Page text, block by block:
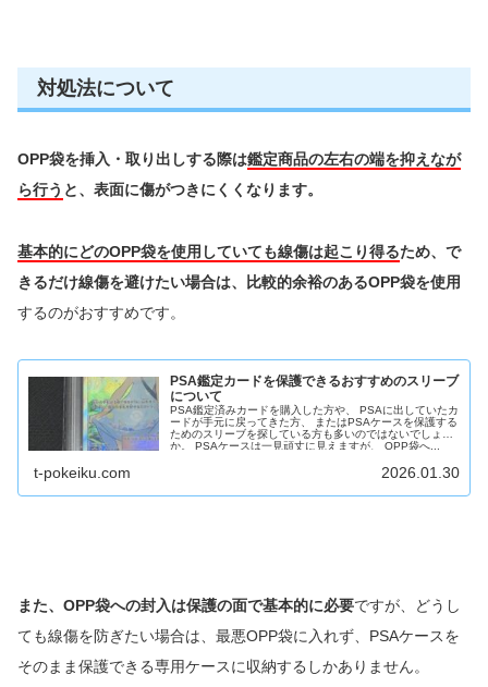
対処法について
OPP袋を挿入・取り出しする際は鑑定商品の左右の端を抑えなが
ら行う と、表面に傷がつきにくくなります。
基本的にどのOPP袋を使用していても線傷は起こり得るため、で
きるだけ線傷を避けたい場合は、比較的余裕のあるOPP袋を使用
するのがおすすめです。
PSA鑑定カードを保護できるおすすめのスリーブ
について
PSA鑑定済みカードを購入した方や、 PSAに出していたカ
ードが手元に戻ってきた方、 またはPSAケースを保護する
ためのスリーブを探している方も多いのではないでしょう
か。 PSAケースは一見頑丈に見えますが、 OPP袋へ...
t-pokeiku.com 2026.01.30
また、OPP袋への封入は保護の面で基本的に必要ですが、どうし
ても線傷を防ぎたい場合は、最悪OPP袋に入れず、PSAケースを
そのまま保護できる専用ケースに収納するしかありません。